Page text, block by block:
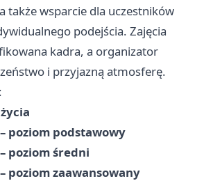
także wsparcie dla uczestników
podejścia. Zajęcia
kadra, a organizator
i przyjazną atmosferę.
poziom podstawowy
poziom średni
poziom zaawansowany